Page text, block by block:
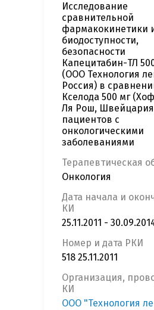
Исследование
сравнительной
фармакокинетики
биодоступности,
безопасности
Капецитабин-ТЛ
(ООО Технология
Россия) в
Кселода 500 мг
Ля Рош,
пациентов с
онкологическими
заболеваниями
Терапевтическая
Онкология
Дата начала и
КИ
25.11.2011 -
Номер и дата РКИ
518 25.11.2011
Организация,
КИ
ООО "Технология